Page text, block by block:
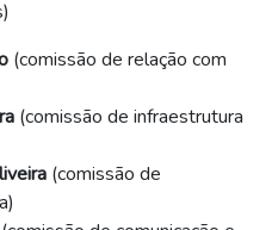
(comissão de relação com
(comissão de infraestrutura
(comissão de